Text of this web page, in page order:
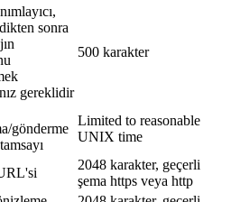
sonra
gereklidir
500 karakter
gönderme
Limited to reasonable
UNIX time
2048 karakter, geçerli
şema https veya http